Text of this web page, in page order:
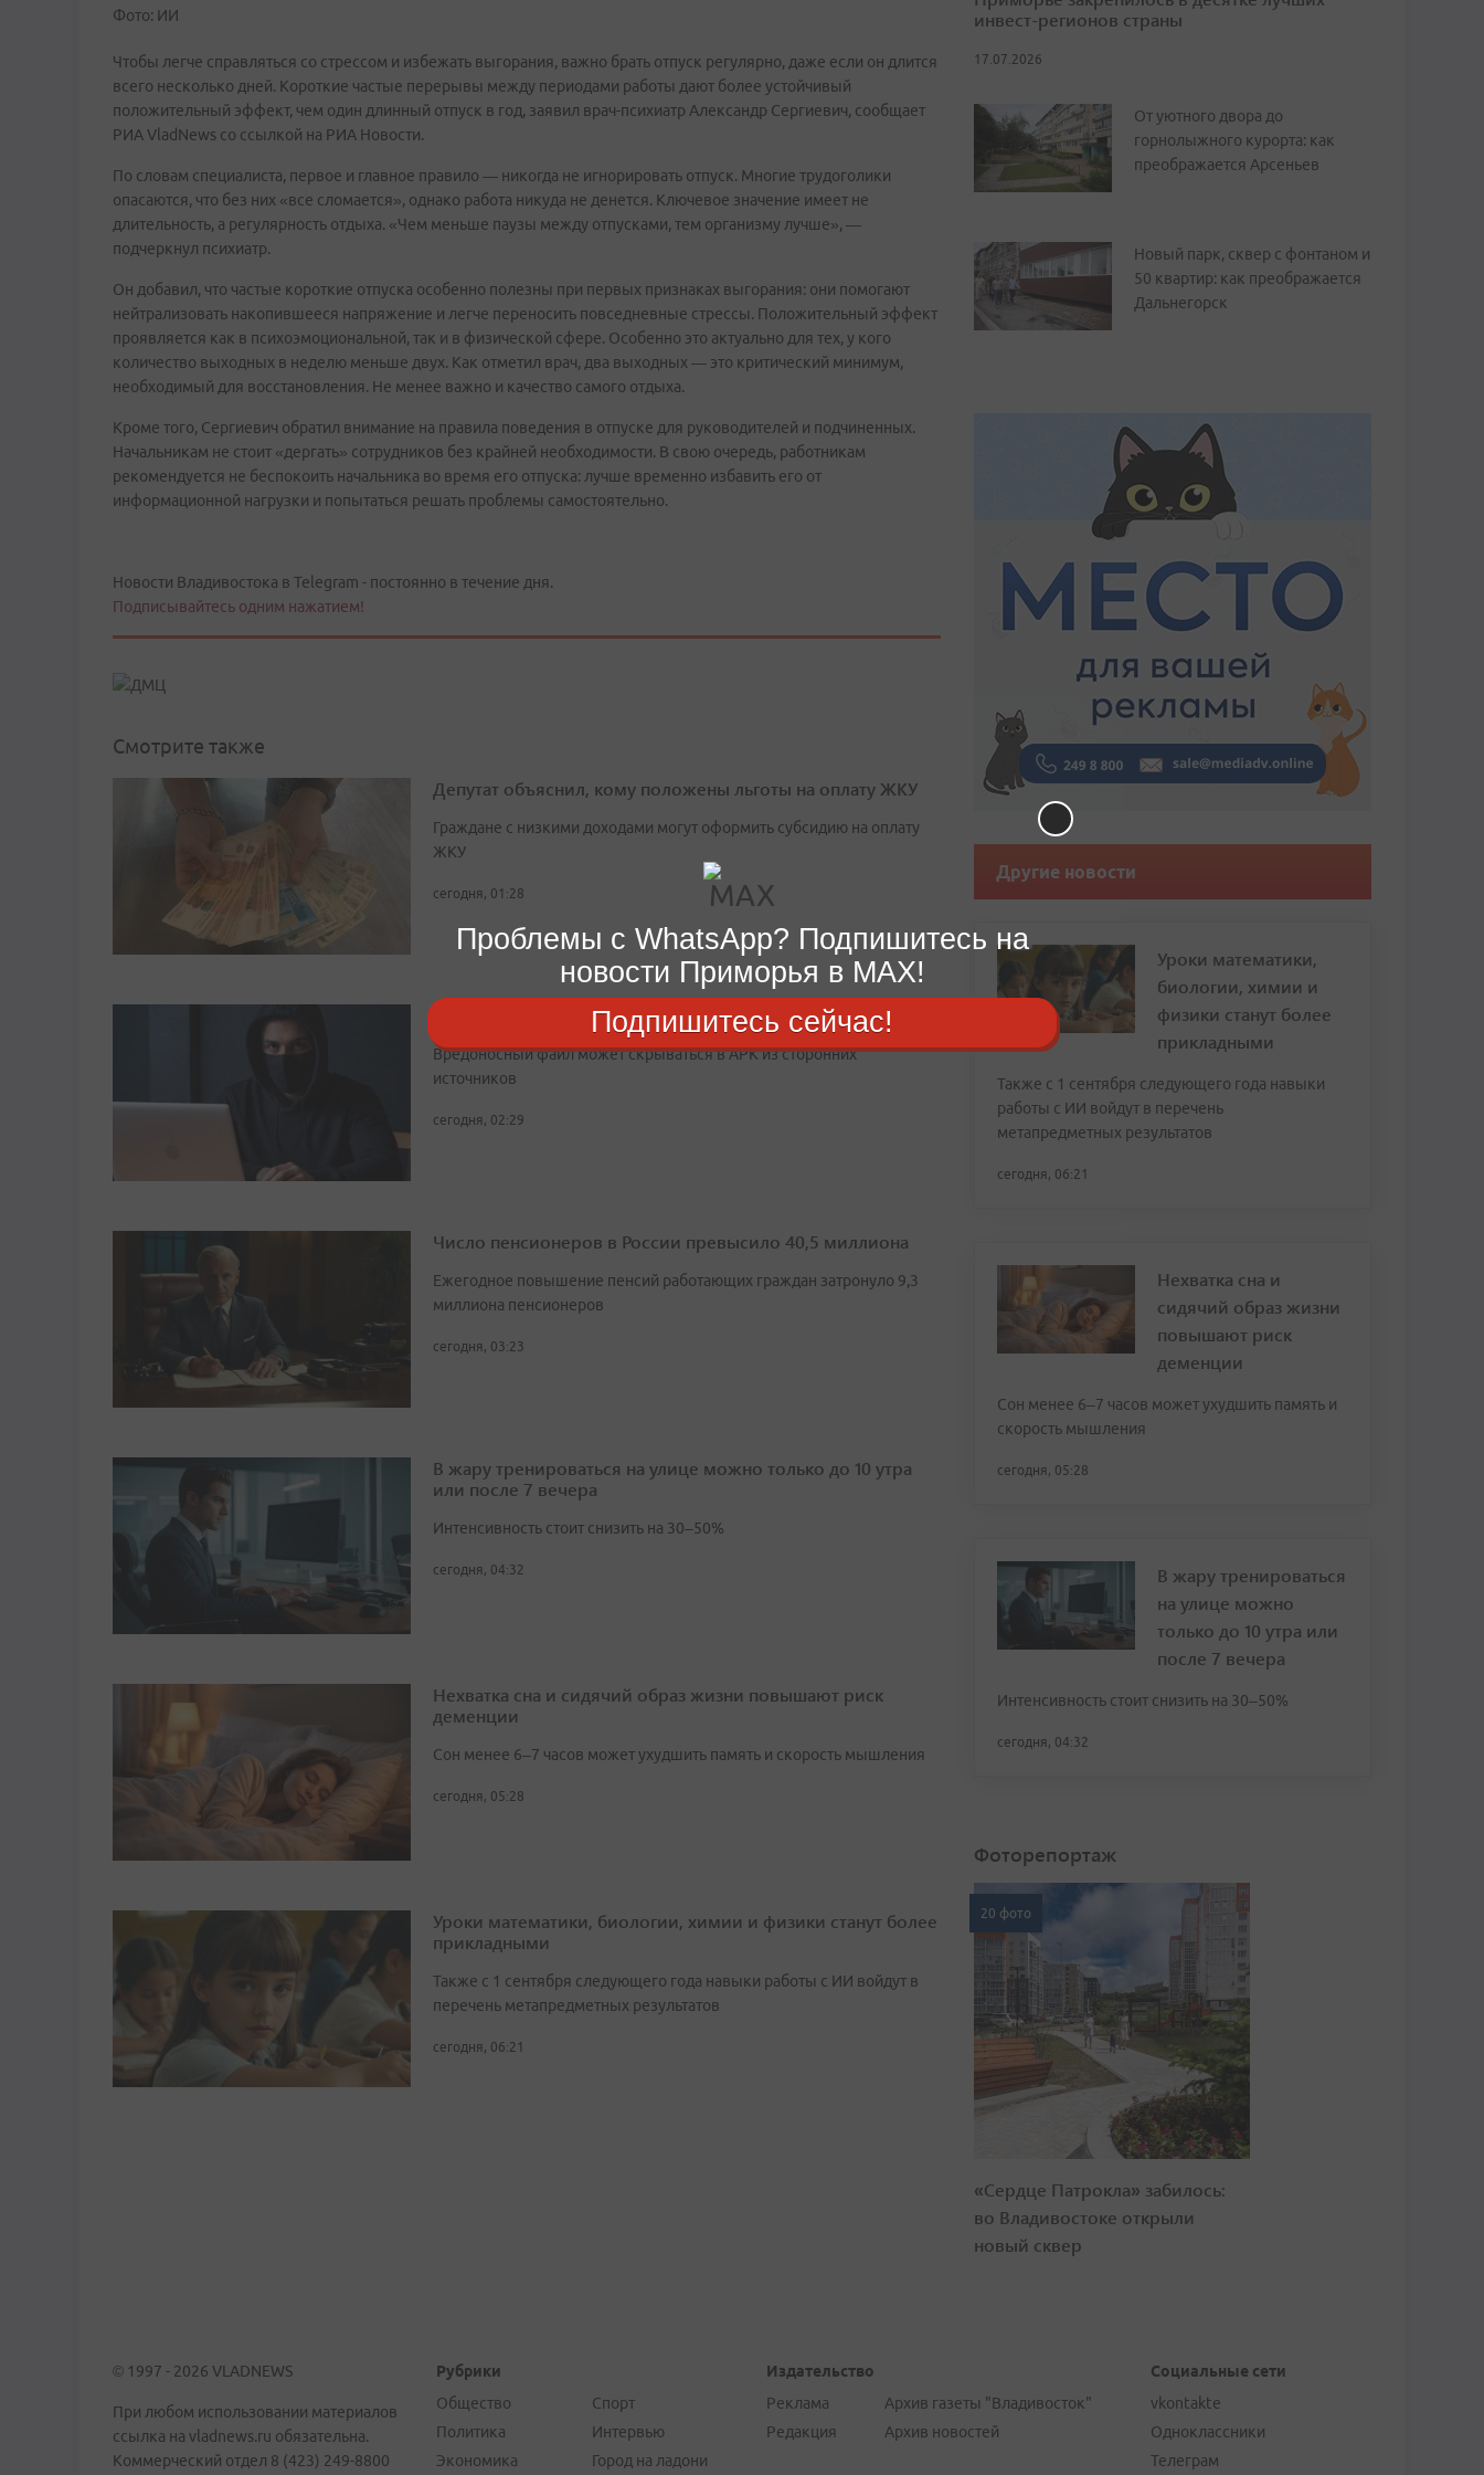
Фото: ИИ
Чтобы легче справляться со стрессом и избежать выгорания, важно брать отпуск регулярно, даже если он длится
всего несколько дней. Короткие частые перерывы между периодами работы дают более устойчивый
положительный эффект, чем один длинный отпуск в год, заявил врач-психиатр Александр Сергиевич, сообщает
РИА VladNews со ссылкой на РИА Новости.
По словам специалиста, первое и главное правило — никогда не игнорировать отпуск. Многие трудоголики
опасаются, что без них «все сломается», однако работа никуда не денется. Ключевое значение имеет не
длительность, а регулярность отдыха. «Чем меньше паузы между отпусками, тем организму лучше», —
подчеркнул психиатр.
Он добавил, что частые короткие отпуска особенно полезны при первых признаках выгорания: они помогают
нейтрализовать накопившееся напряжение и легче переносить повседневные стрессы. Положительный эффект
проявляется как в психоэмоциональной, так и в физической сфере. Особенно это актуально для тех, у кого
количество выходных в неделю меньше двух. Как отметил врач, два выходных — это критический минимум,
необходимый для восстановления. Не менее важно и качество самого отдыха.
Кроме того, Сергиевич обратил внимание на правила поведения в отпуске для руководителей и подчиненных.
Начальникам не стоит «дергать» сотрудников без крайней необходимости. В свою очередь, работникам
рекомендуется не беспокоить начальника во время его отпуска: лучше временно избавить его от
информационной нагрузки и попытаться решать проблемы самостоятельно.
Новости Владивостока в Telegram - постоянно в течение дня.
Подписывайтесь одним нажатием!
Смотрите также
Депутат объяснил, кому положены льготы на оплату ЖКУ
Граждане с низкими доходами могут оформить субсидию на оплату
ЖКУ
сегодня, 01:28
Мошенники маскируют вирусы под полезные приложения
Вредоносный файл может скрываться в APK из сторонних
источников
сегодня, 02:29
Число пенсионеров в России превысило 40,5 миллиона
Ежегодное повышение пенсий работающих граждан затронуло 9,3
миллиона пенсионеров
сегодня, 03:23
В жару тренироваться на улице можно только до 10 утра
или после 7 вечера
Интенсивность стоит снизить на 30–50%
сегодня, 04:32
Нехватка сна и сидячий образ жизни повышают риск
деменции
Сон менее 6–7 часов может ухудшить память и скорость мышления
сегодня, 05:28
Уроки математики, биологии, химии и физики станут более
прикладными
Также с 1 сентября следующего года навыки работы с ИИ войдут в
перечень метапредметных результатов
сегодня, 06:21
инвест-регионов страны
17.07.2026
От уютного двора до
горнолыжного курорта: как
преображается Арсеньев
Новый парк, сквер с фонтаном и
50 квартир: как преображается
Дальнегорск
Другие новости
Уроки математики,
биологии, химии и
физики станут более
прикладными
Также с 1 сентября следующего года навыки
работы с ИИ войдут в перечень
метапредметных результатов
сегодня, 06:21
Нехватка сна и
сидячий образ жизни
повышают риск
деменции
Сон менее 6–7 часов может ухудшить память и
скорость мышления
сегодня, 05:28
В жару тренироваться
на улице можно
только до 10 утра или
после 7 вечера
Интенсивность стоит снизить на 30–50%
сегодня, 04:32
Фоторепортаж
20 фото
«Сердце Патрокла» забилось:
во Владивостоке открыли
новый сквер
© 1997 - 2026 VLADNEWS
При любом использовании материалов
ссылка на vladnews.ru обязательна.
Коммерческий отдел 8 (423) 249-8800
Рубрики
Общество
Политика
Экономика
Спорт
Интервью
Город на ладони
Издательство
Реклама
Редакция
Архив газеты "Владивосток"
Архив новостей
Социальные сети
vkontakte
Одноклассники
Телеграм
Проблемы с WhatsApp? Подпишитесь на
новости Приморья в MAX!
Подпишитесь сейчас!